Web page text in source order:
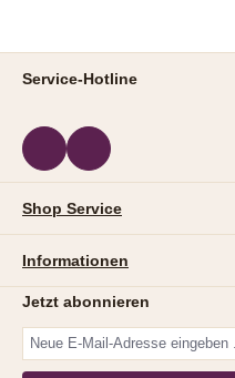
Service-Hotline
Shop Service
Informationen
Jetzt abonnieren